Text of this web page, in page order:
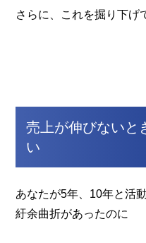
さらに、これを掘り下げ
売上が伸びないと
い
あなたが5年、10年と活
紆余曲折があったのに